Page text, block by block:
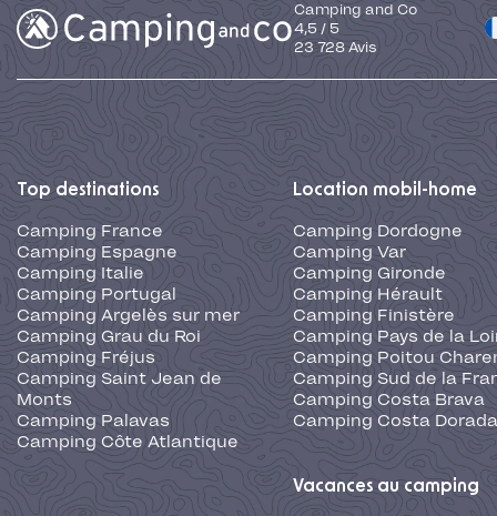
Camping and Co
4,5 / 5
23 728 Avis
Top destinations
Camping France
Camping Espagne
Camping Italie
Camping Portugal
Camping Argelès sur mer
Camping Grau du Roi
Camping Fréjus
Camping Saint Jean de
Monts
Camping Palavas
Camping Côte Atlantique
Location mobil-home
Camping Dordogne
Camping Var
Camping Gironde
Camping Hérault
Camping Finistère
Camping Pays de la
Camping Poitou
Camping Sud de la
Camping Costa Brava
Camping Costa Dorada
Vacances au camping